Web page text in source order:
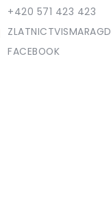
ZLATNICTVISMARAGD
+420 571 423 423
FACEBOOK